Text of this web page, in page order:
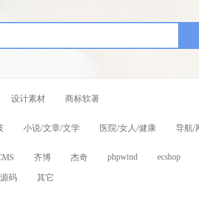
设计素材 商标软著
小说/文章/文学 医院/女人/健康 导航/
齐博 杰奇 phpwind ecshop
码 其它